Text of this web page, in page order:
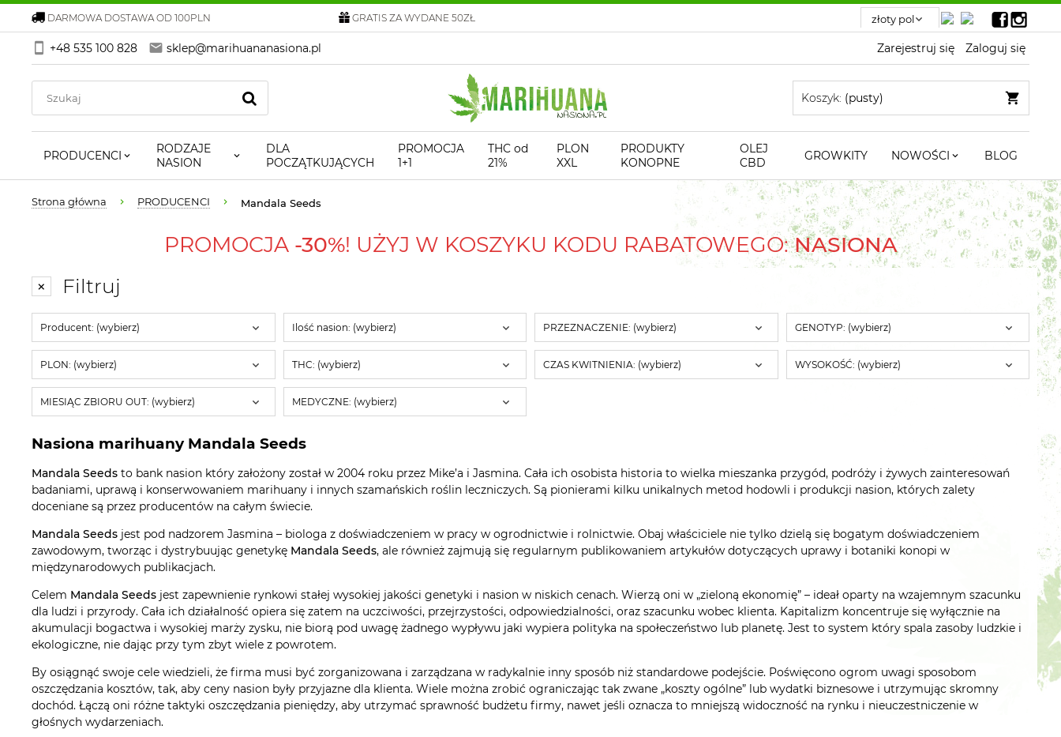
DARMOWA DOSTAWA OD 100PLN GRATIS ZA WYDANE 50ZŁ
+48 535 100 828 sklep@marihuananasiona.pl Zarejestruj się Zaloguj się
Koszyk: (pusty)
PRODUCENCI
RODZAJE
NASION
DLA
POCZĄTKUJĄCYCH
PROMOCJA
1+1
THC od
21%
PLON
XXL
PRODUKTY
KONOPNE
OLEJ
CBD
GROWKITY NOWOŚCI BLOG
Strona główna PRODUCENCI Mandala Seeds
PROMOCJA -30%! UŻYJ W KOSZYKU KODU RABATOWEGO:NASIONA
Filtruj
Producent: (wybierz) Ilość nasion: (wybierz) PRZEZNACZENIE: (wybierz) GENOTYP: (wybierz)
PLON: (wybierz) THC: (wybierz) CZAS KWITNIENIA: (wybierz) WYSOKOŚĆ: (wybierz)
MIESIĄC ZBIORU OUT: (wybierz) MEDYCZNE: (wybierz)
Nasiona marihuany Mandala Seeds
Mandala Seeds to bank nasion który założony został w 2004 roku przez Mike’a i Jasmina. Cała ich osobista historia to wielka mieszanka przygód, podróży i żywych zainteresowań
badaniami, uprawą i konserwowaniem marihuany i innych szamańskich roślin leczniczych. Są pionierami kilku unikalnych metod hodowli i produkcji nasion, których zalety
doceniane są przez producentów na całym świecie.
Mandala Seeds jest pod nadzorem Jasmina – biologa z doświadczeniem w pracy w ogrodnictwie i rolnictwie. Obaj właściciele nie tylko dzielą się bogatym doświadczeniem
zawodowym, tworząc i dystrybuując genetykę Mandala Seeds, ale również zajmują się regularnym publikowaniem artykułów dotyczących uprawy i botaniki konopi w
międzynarodowych publikacjach.
Celem Mandala Seeds jest zapewnienie rynkowi stałej wysokiej jakości genetyki i nasion w niskich cenach. Wierzą oni w „zieloną ekonomię” – ideał oparty na wzajemnym szacunku
dla ludzi i przyrody. Cała ich działalność opiera się zatem na uczciwości, przejrzystości, odpowiedzialności, oraz szacunku wobec klienta. Kapitalizm koncentruje się wyłącznie na
akumulacji bogactwa i wysokiej marży zysku, nie biorą pod uwagę żadnego wypływu jaki wypiera polityka na społeczeństwo lub planetę. Jest to system który spala zasoby ludzkie i
ekologiczne, nie dając przy tym zbyt wiele z powrotem.
By osiągnąć swoje cele wiedzieli, że firma musi być zorganizowana i zarządzana w radykalnie inny sposób niż standardowe podejście. Poświęcono ogrom uwagi sposobom
oszczędzania kosztów, tak, aby ceny nasion były przyjazne dla klienta. Wiele można zrobić ograniczając tak zwane „koszty ogólne” lub wydatki biznesowe i utrzymując skromny
dochód. Łączą oni różne taktyki oszczędzania pieniędzy, aby utrzymać sprawność budżetu firmy, nawet jeśli oznacza to mniejszą widoczność na rynku i nieuczestniczenie w
głośnych wydarzeniach.